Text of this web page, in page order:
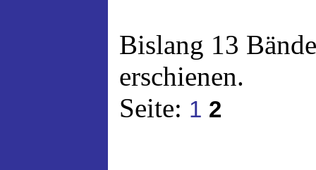
Bislang 13
erschienen.
Seite: 1 2